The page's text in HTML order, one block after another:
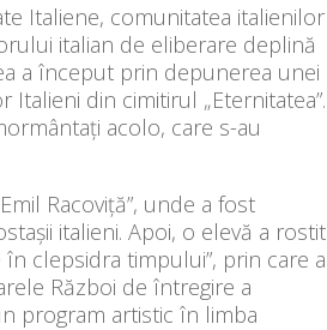
Italiene, comunitatea italienilor
italian de eliberare deplină
a început prin depunerea unei
din cimitirul „Eternitatea”.
acolo, care s-au
Racoviță”, unde a fost
italieni. Apoi, o elevă a rostit
clepsidra timpului”, prin care a
Război de întregire a
program artistic în limba